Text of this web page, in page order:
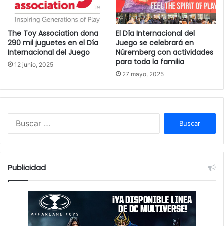
The Toy Association dona
290 mil juguetes en el Día
Internacional del Juego
12 junio, 2025
El Día Internacional del
Juego se celebrará en
Núremberg con actividades
para toda la familia
27 mayo, 2025
:
Publicidad